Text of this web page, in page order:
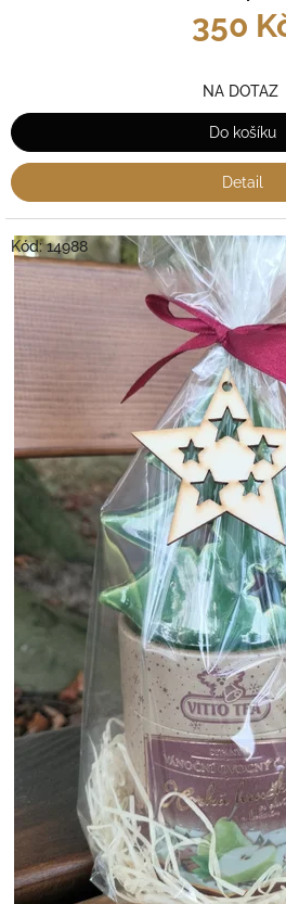
350
NA DOTAZ
Do košíku
Detail
Kód:14988